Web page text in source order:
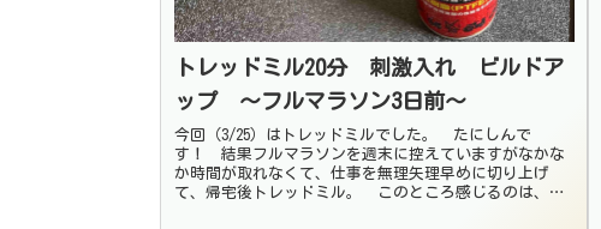
トレッドミル20分 刺激入れ ビルドア
ップ 〜フルマラソン3日前〜
今回（3/25）はトレッドミルでした。 たにしんで
す！ 結果フルマラソンを週末に控えていますがなかな
か時間が取れなくて、仕事を無理矢理早めに切り上げ
て、帰宅後トレッドミル。 このところ感じるのは、ラ